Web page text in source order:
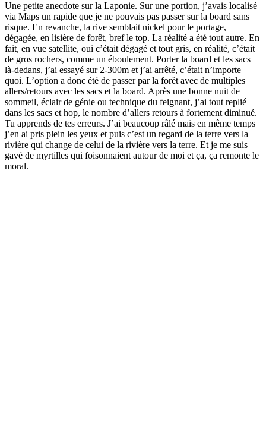
Une petite anecdote sur la Laponie. Sur une portion, j’avais localisé
via Maps un rapide que je ne pouvais pas passer sur la board sans
risque. En revanche, la rive semblait nickel pour le portage,
dégagée, en lisière de forêt, bref le top. La réalité a été tout autre. En
fait, en vue satellite, oui c’était dégagé et tout gris, en réalité, c’était
de gros rochers, comme un éboulement. Porter la board et les sacs
là-dedans, j’ai essayé sur 2-300m et j’ai arrêté, c’était n’importe
quoi. L’option a donc été de passer par la forêt avec de multiples
allers/retours avec les sacs et la board. Après une bonne nuit de
sommeil, éclair de génie ou technique du feignant, j’ai tout replié
dans les sacs et hop, le nombre d’allers retours à fortement diminué.
Tu apprends de tes erreurs. J’ai beaucoup râlé mais en même temps
j’en ai pris plein les yeux et puis c’est un regard de la terre vers la
rivière qui change de celui de la rivière vers la terre. Et je me suis
gavé de myrtilles qui foisonnaient autour de moi et ça, ça remonte le
moral.